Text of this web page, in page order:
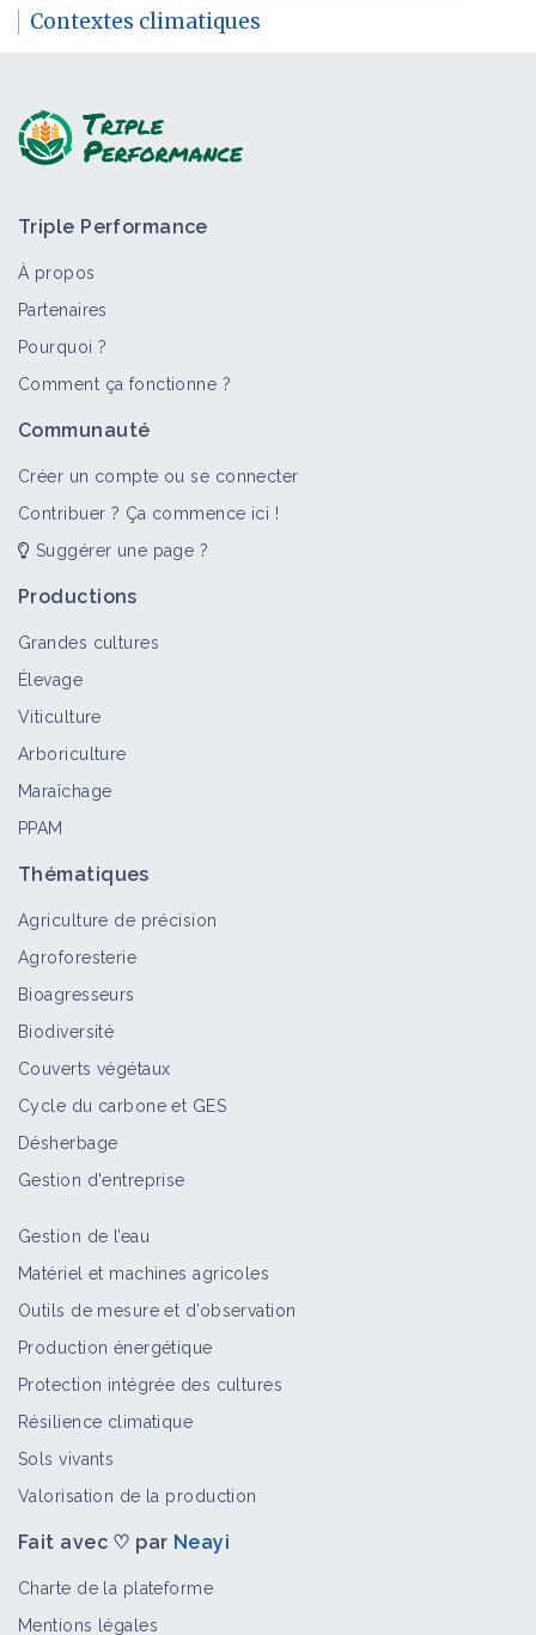
Contextes climatiques
Triple Performance
À propos
Partenaires
Pourquoi ?
Comment ça fonctionne ?
Communauté
Créer un compte ou se connecter
Contribuer ? Ça commence ici !
Suggérer une page ?
Productions
Grandes cultures
Élevage
Viticulture
Arboriculture
Maraîchage
PPAM
Thématiques
Agriculture de précision
Agroforesterie
Bioagresseurs
Biodiversité
Couverts végétaux
Cycle du carbone et GES
Désherbage
Gestion d'entreprise
Gestion de l’eau
Matériel et machines agricoles
Outils de mesure et d’observation
Production énergétique
Protection intégrée des cultures
Résilience climatique
Sols vivants
Valorisation de la production
Fait avec ♡ par Neayi
Charte de la plateforme
Mentions légales